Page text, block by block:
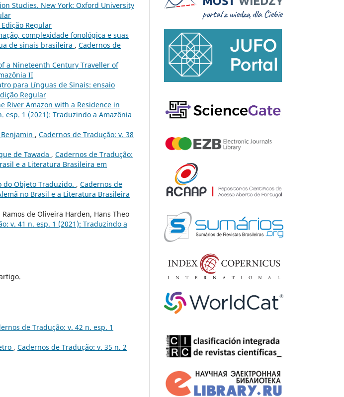
Studies. New York: Oxford University
Regular
complexidade fonológica e suas
de sinais brasileira , Cadernos de
a Nineteenth Century Traveller of
II
para Línguas de Sinais: ensaio
Regular
River Amazon with a Residence in
esp. 1 (2021): Traduzindo a Amazônia
, Cadernos de Tradução: v. 38
de Tawada , Cadernos de Tradução:
e a Literatura Brasileira em
do Objeto Traduzido. , Cadernos de
no Brasil e a Literatura Brasileira
de Oliveira Harden, Hans Theo
v. 41 n. esp. 1 (2021): Traduzindo a
de Tradução: v. 42 n. esp. 1
, Cadernos de Tradução: v. 35 n. 2